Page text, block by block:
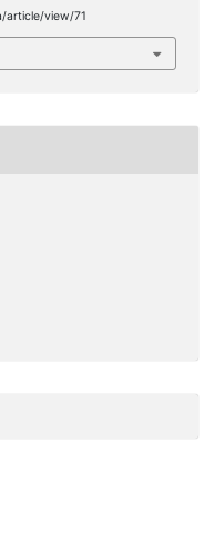
article/view/71